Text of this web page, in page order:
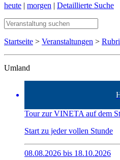
heute | morgen | Detaillierte Suche
Startseite > Veranstaltungen >
Umland
Tour zur VINETA auf dem
Start zu jeder vollen Stunde
08.08.2026 bis 18.10.2026